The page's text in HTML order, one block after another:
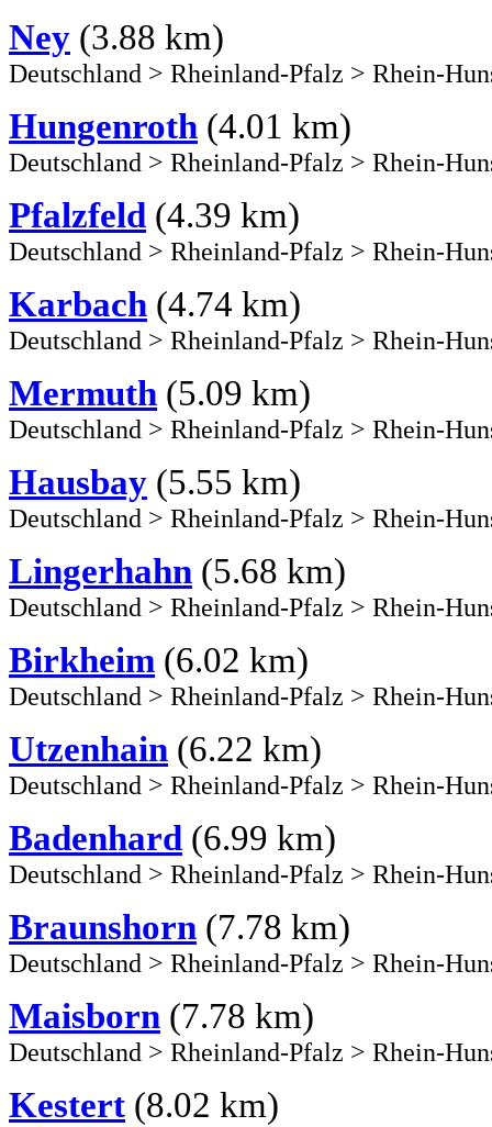
Ney (3.88 km)
Deutschland > Rheinland-Pfalz > Rhein-
Hungenroth (4.01 km)
Deutschland > Rheinland-Pfalz > Rhein-
Pfalzfeld (4.39 km)
Deutschland > Rheinland-Pfalz > Rhein-
Karbach (4.74 km)
Deutschland > Rheinland-Pfalz > Rhein-
Mermuth (5.09 km)
Deutschland > Rheinland-Pfalz > Rhein-
Hausbay (5.55 km)
Deutschland > Rheinland-Pfalz > Rhein-
Lingerhahn (5.68 km)
Deutschland > Rheinland-Pfalz > Rhein-
Birkheim (6.02 km)
Deutschland > Rheinland-Pfalz > Rhein-
Utzenhain (6.22 km)
Deutschland > Rheinland-Pfalz > Rhein-
Badenhard (6.99 km)
Deutschland > Rheinland-Pfalz > Rhein-
Braunshorn (7.78 km)
Deutschland > Rheinland-Pfalz > Rhein-
Maisborn (7.78 km)
Deutschland > Rheinland-Pfalz > Rhein-
Kestert (8.02 km)